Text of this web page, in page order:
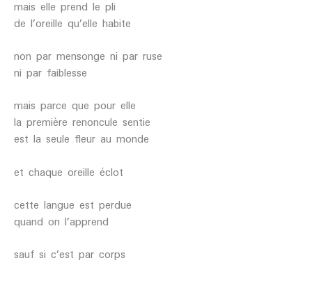
mais elle prend le pli
de l’oreille qu’elle habite
non par mensonge ni par ruse
ni par faiblesse
mais parce que pour elle
la première renoncule sentie
est la seule fleur au monde
et chaque oreille éclot
cette langue est perdue
quand on l’apprend
sauf si c’est par corps